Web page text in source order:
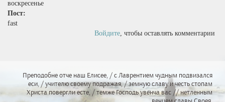
воскресенье
Пост:
fast
Войдите, чтобы оставлять комментарии
Преподобне отче наш Елисее, / с Лаврентием чудным подвизался
еси, / учителю своему подражая, / земную славу и честь стопам
Христа повергли есте, / темже Господь увенча вас // нетленным